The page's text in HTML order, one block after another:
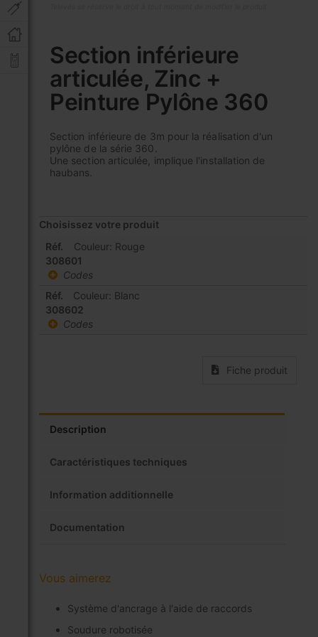
Section inférieure
articulée, Zinc +
Peinture Pylône 360
Section inférieure de 3m pour la réalisation d'un
pylône de la série 360.
Une section articulée, implique l'installation de
haubans.
Choisissez votre produit
Articles
du
produit
Réf.
308601
Couleur: Rouge
Codes
Réf.
308602
Couleur: Blanc
Codes
Fiche produit
the
beginning
of
the
gallery
Description
Caractéristiques techniques
Information additionnelle
Documentation
Vous aimerez
Système d'ancrage à l'aide de raccords
Soudure robotisée